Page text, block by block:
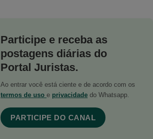
Participe e receba as
postagens diárias do
Portal Juristas.
Ao entrar você está ciente e de acordo com os
termos de uso e privacidade do Whatsapp.
PARTICIPE DO CANAL